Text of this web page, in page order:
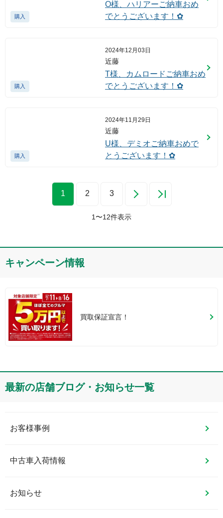
購入
O様、ハリアーご納車おめ
でとうございます！✿
購入
2024年12月03日
近藤
T様、カムロードご納車おめ
でとうございます！✿
購入
2024年11月29日
近藤
U様、デミオご納車おめで
とうございます！✿
1 2 3
1 〜12件表示
キャンペーン情報
買取保証宣言！
最新の店舗ブログ・お知らせ一覧
お客様事例
中古車入荷情報
お知らせ